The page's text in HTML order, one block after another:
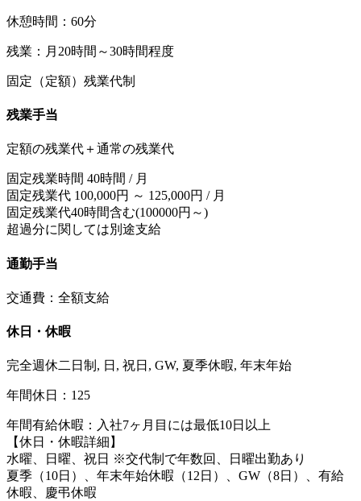
休憩時間：60分
残業：月20時間～30時間程度
固定（定額）残業代制
残業手当
定額の残業代＋通常の残業代
固定残業時間 40時間 / 月
固定残業代 100,000円 ～ 125,000円 / 月
固定残業代40時間含む(100000円～)
超過分に関しては別途支給
通勤手当
交通費：全額支給
休日・休暇
完全週休二日制, 日, 祝日, GW, 夏季休暇, 年末年始
年間休日：125
年間有給休暇：入社7ヶ月目には最低10日以上
【休日・休暇詳細】
水曜、日曜、祝日 ※交代制で年数回、日曜出勤あり
夏季（10日）、年末年始休暇（12日）、GW（8日）、有給
休暇、慶弔休暇